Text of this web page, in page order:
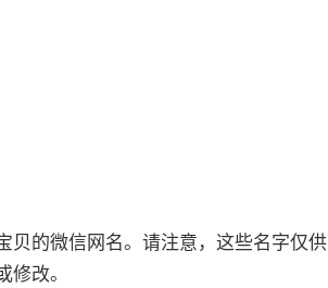
贝的微信网名。请注意，这些名字仅供
改。